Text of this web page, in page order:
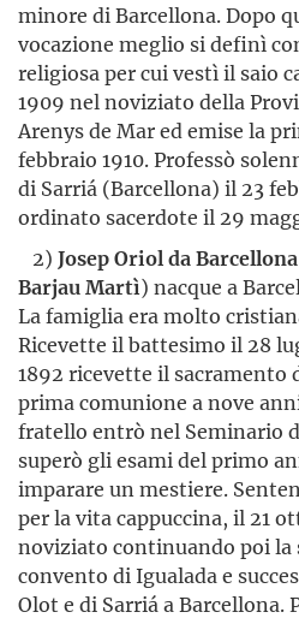
minore di Barcellona. Dopo
vocazione meglio si definì
religiosa per cui vestì il saio
1909 nel noviziato della
Arenys de Mar ed emise la
febbraio 1910. Professò
di Sarriá (Barcellona) il 23
ordinato sacerdote il 29
2) Josep Oriol da Barcellona
Barjau Martì) nacque a
La famiglia era molto
Ricevette il battesimo il 28
1892 ricevette il sacramento
prima comunione a nove
fratello entrò nel Seminario
superò gli esami del primo
imparare un mestiere.
per la vita cappuccina, il 21
noviziato continuando poi la
convento di Igualada e
Olot e di Sarriá a Barcellona.